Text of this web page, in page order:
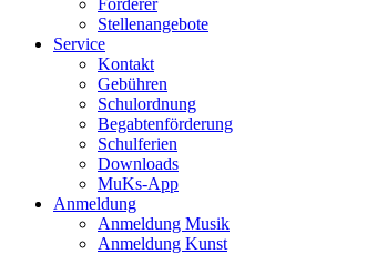
Förderer
Stellenangebote
Service
Kontakt
Gebühren
Schulordnung
Begabtenförderung
Schulferien
Downloads
MuKs-App
Anmeldung
Anmeldung Musik
Anmeldung Kunst